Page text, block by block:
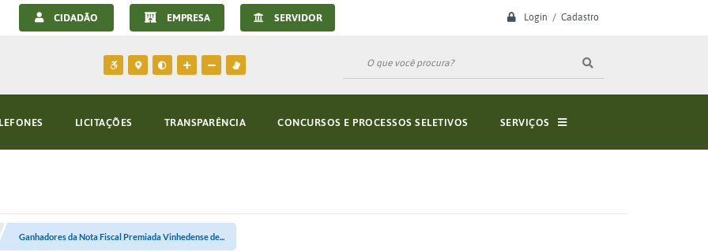
Login / Cadastro
CIDADÃO EMPRESA SERVIDOR
LICITAÇÕES TRANSPARÊNCIA CONCURSOS E PROCESSOS SELETIVOS SERVIÇOS
Ganhadores da Nota Fiscal Premiada Vinhedense de...